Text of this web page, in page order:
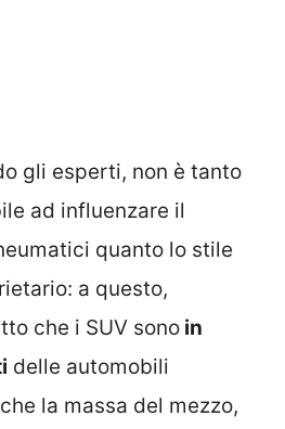
gli esperti, non è tanto
ad influenzare il
quanto lo stile
a questo,
che i SUV sono in
delle automobili
la massa del mezzo,